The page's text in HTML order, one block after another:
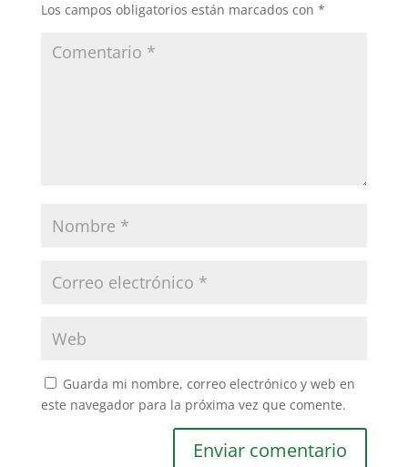
Los campos obligatorios están marcados con *
Guarda mi nombre, correo electrónico y web en
este navegador para la próxima vez que comente.